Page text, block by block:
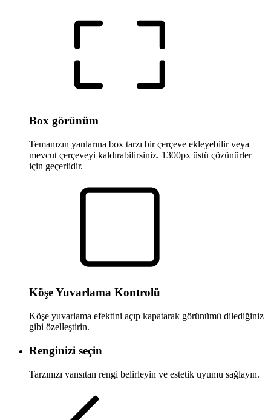
Box görünüm
Temanızın yanlarına box tarzı bir çerçeve ekleyebilir veya
mevcut çerçeveyi kaldırabilirsiniz. 1300px üstü çözünürler
için geçerlidir.
Köşe Yuvarlama Kontrolü
Köşe yuvarlama efektini açıp kapatarak görünümü dilediğiniz
gibi özelleştirin.
Renginizi seçin
Tarzınızı yansıtan rengi belirleyin ve estetik uyumu sağlayın.